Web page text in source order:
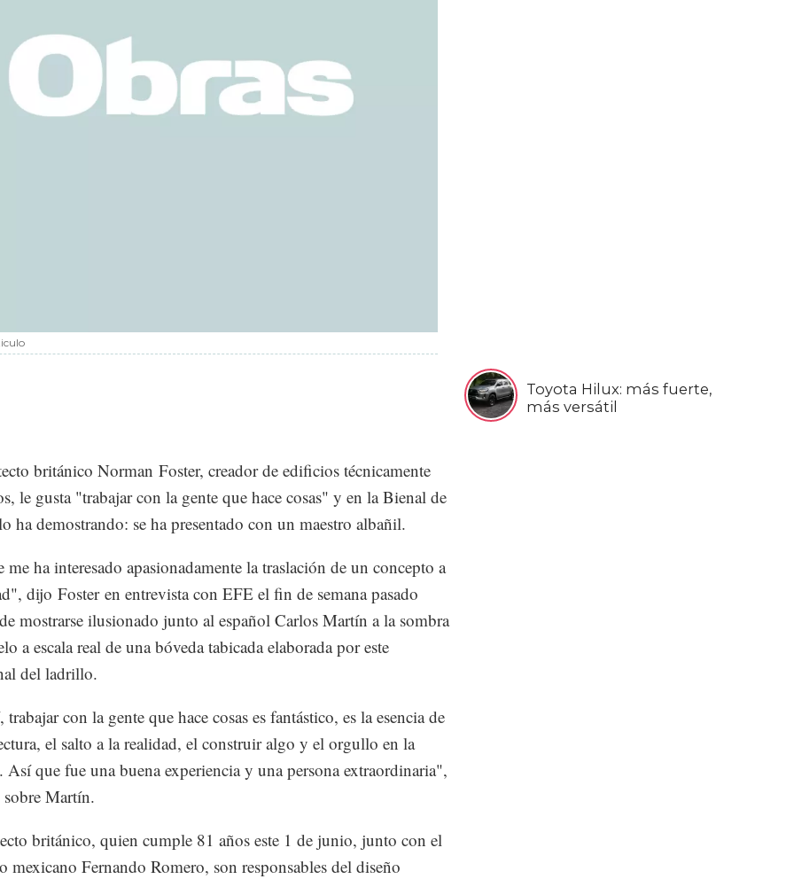
Toyota Hilux: más fuerte,
más versátil
británico Norman Foster, creador de edificios técnicamente
le gusta "trabajar con la gente que hace cosas" y en la Bienal de
ha demostrando: se ha presentado con un maestro albañil.
me ha interesado apasionadamente la traslación de un concepto a
dijo Foster en entrevista con EFE el fin de semana pasado
mostrarse ilusionado junto al español Carlos Martín a la sombra
a escala real de una bóveda tabicada elaborada por este
del ladrillo.
trabajar con la gente que hace cosas es fantástico, es la esencia de
el salto a la realidad, el construir algo y el orgullo en la
Así que fue una buena experiencia y una persona extraordinaria",
Martín.
británico, quien cumple 81 años este 1 de junio, junto con el
mexicano Fernando Romero, son responsables del diseño